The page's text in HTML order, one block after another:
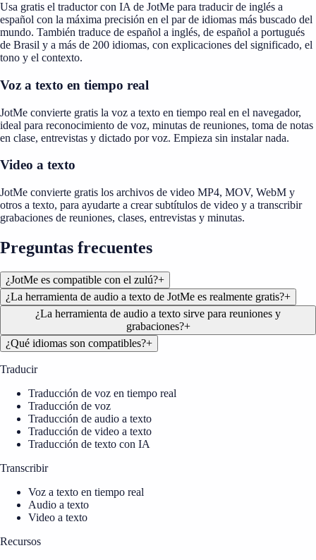
Usa gratis el traductor con IA de JotMe para traducir de inglés a
español con la máxima precisión en el par de idiomas más buscado del
mundo. También traduce de español a inglés, de español a portugués
de Brasil y a más de 200 idiomas, con explicaciones del significado, el
tono y el contexto.
Voz a texto en tiempo real
JotMe convierte gratis la voz a texto en tiempo real en el navegador,
ideal para reconocimiento de voz, minutas de reuniones, toma de notas
en clase, entrevistas y dictado por voz. Empieza sin instalar nada.
Video a texto
JotMe convierte gratis los archivos de video MP4, MOV, WebM y
otros a texto, para ayudarte a crear subtítulos de video y a transcribir
grabaciones de reuniones, clases, entrevistas y minutas.
Preguntas frecuentes
¿JotMe es compatible con el zulú?+
¿La herramienta de audio a texto de JotMe es realmente gratis?+
¿La herramienta de audio a texto sirve para reuniones y
grabaciones?+
¿Qué idiomas son compatibles?+
Traducir
Traducción de voz en tiempo real
Traducción de voz
Traducción de audio a texto
Traducción de video a texto
Traducción de texto con IA
Transcribir
Voz a texto en tiempo real
Audio a texto
Video a texto
Recursos